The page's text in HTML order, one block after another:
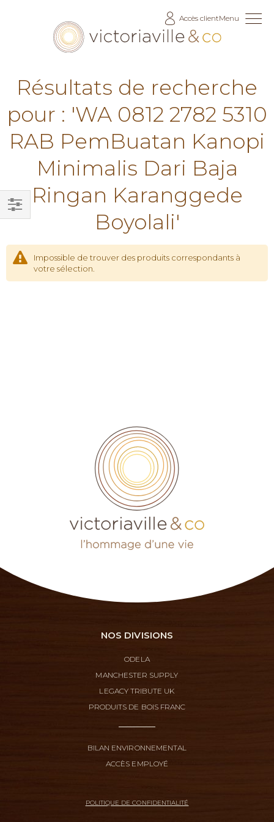
Accès clientMenu
Résultats de recherche
pour : 'WA 0812 2782 5310
RAB PemBuatan Kanopi
Minimalis Dari Baja
Ringan Karanggede
Boyolali'
Impossible de trouver des produits correspondants à
votre sélection.
Filtrer
NOS DIVISIONS
ODELA
MANCHESTER SUPPLY
LEGACY TRIBUTE UK
PRODUITS DE BOIS FRANC
BILAN ENVIRONNEMENTAL
ACCÈS EMPLOYÉ
POLITIQUE DE CONFIDENTIALITÉ